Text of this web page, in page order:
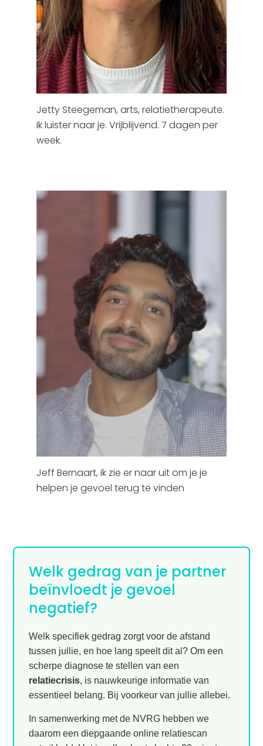
Jetty Steegeman, arts, relatietherapeute.
Ik luister naar je. Vrijblijvend. 7 dagen per
week.
Jeff Bernaart, ik zie er naar uit om je je
helpen je gevoel terug te vinden
Welk gedrag van je partner
beïnvloedt je gevoel
negatief?
Welk specifiek gedrag zorgt voor de afstand
tussen jullie, en hoe lang speelt dit al? Om een
scherpe diagnose te stellen van een
relatiecrisis, is nauwkeurige informatie van
essentieel belang. Bij voorkeur van jullie allebei.
In samenwerking met de NVRG hebben we
daarom een diepgaande online relatiescan